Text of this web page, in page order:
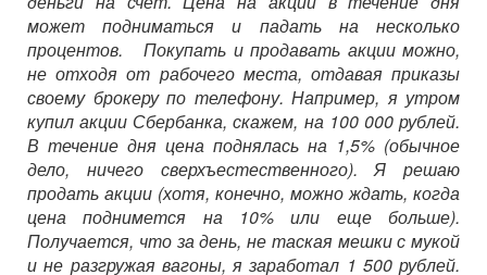
может подниматься и падать на несколько
процентов. Покупать и продавать акции можно,
не отходя от рабочего места, отдавая приказы
своему брокеру по телефону. Например, я утром
купил акции Сбербанка, скажем, на 100 000 рублей.
В течение дня цена поднялась на 1,5% (обычное
дело, ничего сверхъестественного). Я решаю
продать акции (хотя, конечно, можно ждать, когда
цена поднимется на 10% или еще больше).
Получается, что за день, не таская мешки с мукой
и не разгружая вагоны, я заработал 1 500 рублей.